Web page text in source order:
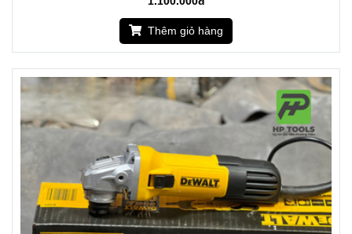
Thêm giỏ hàng